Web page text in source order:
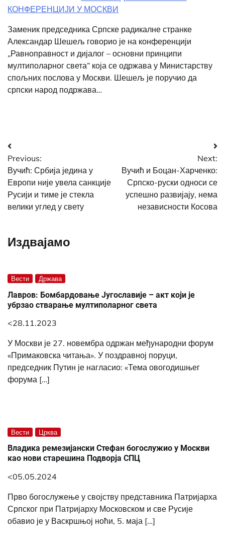
КОНФЕРЕНЦИЈИ У МОСКВИ
Заменик председника Српске радикалне странке
Александар Шешељ говорио је на конференцији
„Равноправност и дијалог – основни принципи
мултиполарног света” која се одржава у Министарству
спољних послова у Москви. Шешељ је поручио да
српски народ подржава…
Post
navigation
Previous:
Вучић: Србија једина у
Европи није увела санкције
Русији и тиме је стекла
велики углед у свету
Next:
Вучић и Боцан-Харченко:
Српско-руски односи се
успешно развијају, нема
независности Косова
Издвајамо
Вести Држава
Лавров: Бомбардовање Југославије – акт који је
убрзао стварање мултиполарног света
<28.11.2023
У Москви је 27. новембра одржан међународни форум
«Примаковска читања». У поздравној поруци,
председник Путин је нагласио: «Тема овогодишњег
форума […]
Вести Црква
Владика ремезијански Стефан богослужио у Москви
као нови старешина Подворја СПЦ
<05.05.2024
Прво богослужење у својству представника Патријарха
Српског при Патријарху Московском и све Русије
обавио је у Васкршњој ноћи, 5. маја […]